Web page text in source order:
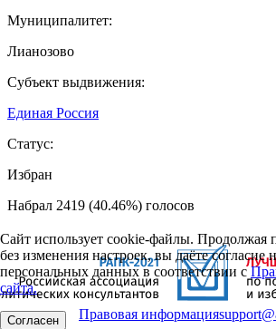
Муниципалитет:
Лианозово
Субъект выдвижения:
Единая Россия
Статус:
Избран
Набрал 2419 (40.46%) голосов
Сайт использует cookie-файлы. Продолжая
без изменения настроек, вы даёте согласие
персональных данных в соответствии с
сайта.
Согласен Правовая информация